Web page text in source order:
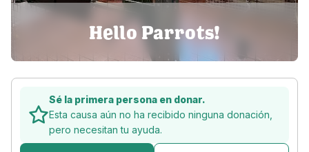
Hello Parrots!
Sé la primera persona en donar.
Esta causa aún no ha recibido ninguna donación,
pero necesitan tu ayuda.